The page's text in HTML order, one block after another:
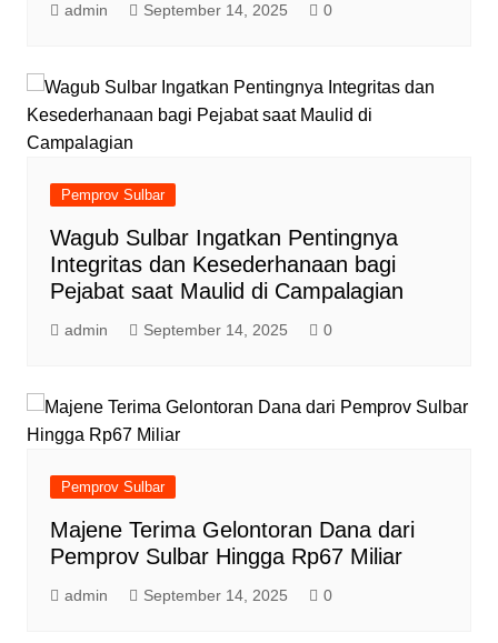
admin September 14, 2025 0
Pemprov Sulbar
Wagub Sulbar Ingatkan Pentingnya
Integritas dan Kesederhanaan bagi
Pejabat saat Maulid di Campalagian
admin September 14, 2025 0
Pemprov Sulbar
Majene Terima Gelontoran Dana dari
Pemprov Sulbar Hingga Rp67 Miliar
admin September 14, 2025 0